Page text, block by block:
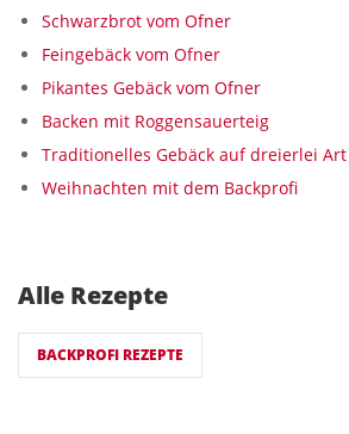
Schwarzbrot vom Ofner
Feingebäck vom Ofner
Pikantes Gebäck vom Ofner
Backen mit Roggensauerteig
Traditionelles Gebäck auf dreierlei Art
Weihnachten mit dem Backprofi
Alle Rezepte
BACKPROFI REZEPTE